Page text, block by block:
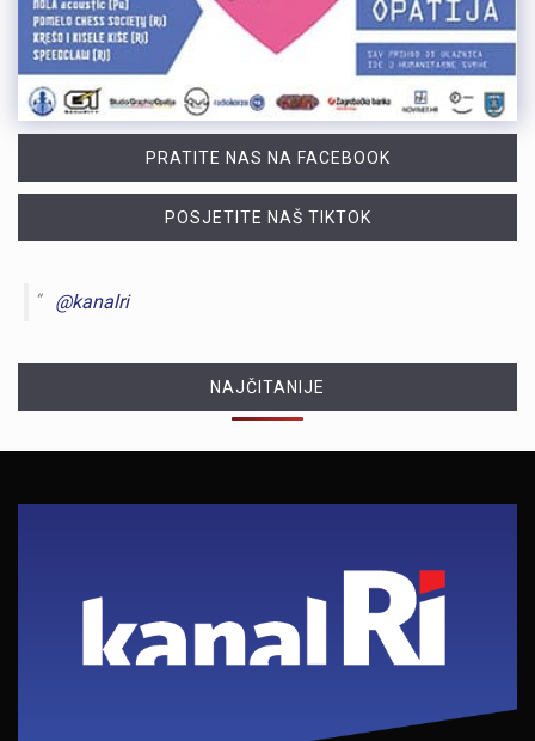
PRATITE NAS NA FACEBOOK
POSJETITE NAŠ TIKTOK
@kanalri
NAJČITANIJE